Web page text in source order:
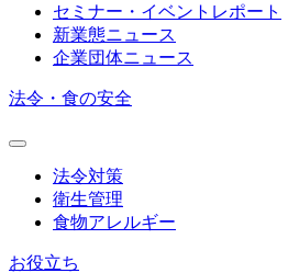
セミナー・イベントレポート
新業態ニュース
企業団体ニュース
法令・食の安全
法令対策
衛生管理
食物アレルギー
お役立ち